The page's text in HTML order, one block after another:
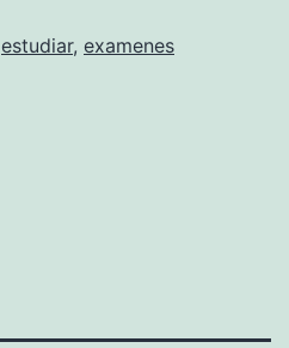
N
R
estudiar, examenes